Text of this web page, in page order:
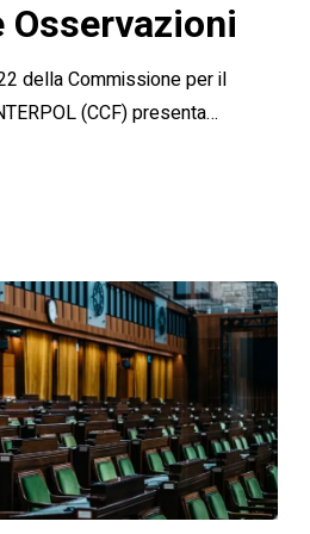
Osservazioni
della Commissione per il
(CCF) presenta…